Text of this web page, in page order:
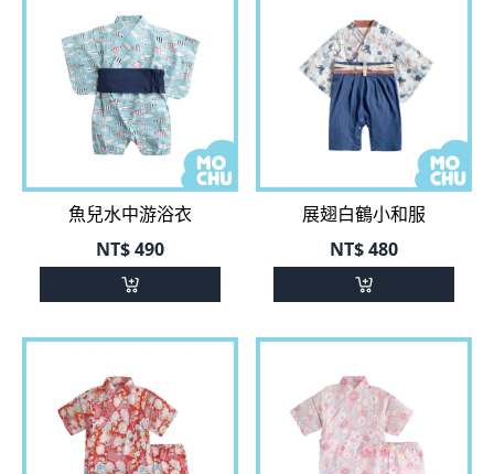
魚兒水中游浴衣
NT$490
展翅白鶴小和服
NT$480